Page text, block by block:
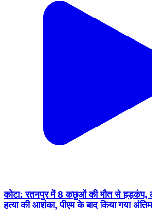
कोटा: रतनपुर में 8 कछुओं की मौत से हड़कंप,
हत्या की आशंका, पीएम के बाद किया गया